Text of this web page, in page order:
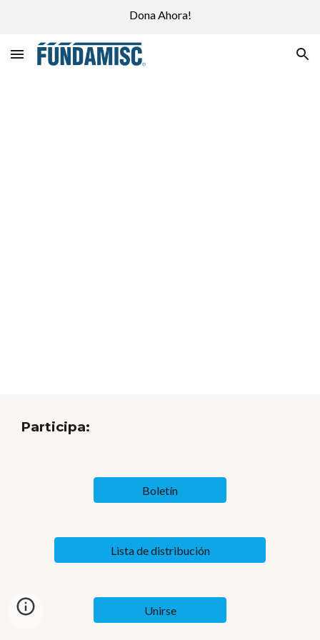
Dona Ahora!
Participa:
Boletín
Lista de distribución
Unirse